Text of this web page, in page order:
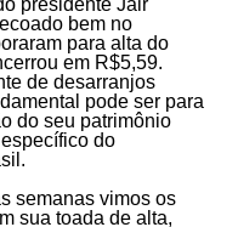
presidente Jair
bem no
para alta do
em R$5,59.
de desarranjos
pode ser para
do seu patrimônio
do
semanas vimos os
sua toada de alta,